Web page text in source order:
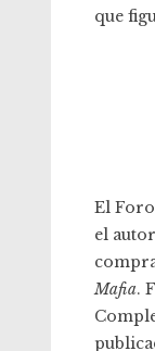
que
El
el
Mafia.